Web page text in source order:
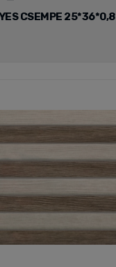
CSEMPE 25*36*0,8